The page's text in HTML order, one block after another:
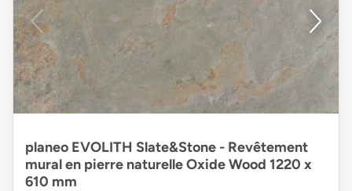
planeo EVOLITH Slate&Stone - Revêtement
mural en pierre naturelle Oxide Wood 1220 x
610 mm